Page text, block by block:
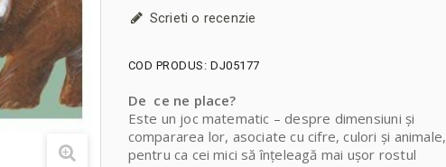
Scrieti o recenzie
COD PRODUS: DJ05177
De ce ne place?
Este un joc matematic – despre dimensiuni și
compararea lor, asociate cu cifre, culori și animale,
pentru ca cei mici să înțeleagă mai ușor rostul